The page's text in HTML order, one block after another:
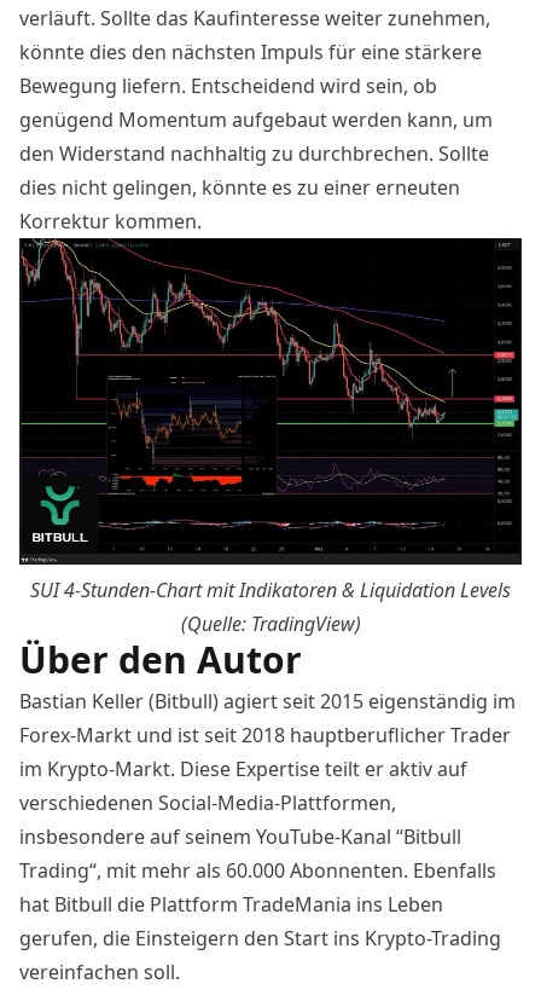
verläuft. Sollte das Kaufinteresse weiter zunehmen,
könnte dies den nächsten Impuls für eine stärkere
Bewegung liefern. Entscheidend wird sein, ob
genügend Momentum aufgebaut werden kann, um
den Widerstand nachhaltig zu durchbrechen. Sollte
dies nicht gelingen, könnte es zu einer erneuten
Korrektur kommen.
SUI 4-Stunden-Chart mit Indikatoren & Liquidation Levels
(Quelle: TradingView)
Über den Autor
Bastian Keller (Bitbull) agiert seit 2015 eigenständig im
Forex-Markt und ist seit 2018 hauptberuflicher Trader
im Krypto-Markt. Diese Expertise teilt er aktiv auf
verschiedenen Social-Media-Plattformen,
insbesondere auf seinem YouTube-Kanal “Bitbull
Trading“, mit mehr als 60.000 Abonnenten. Ebenfalls
hat Bitbull die Plattform TradeMania ins Leben
gerufen, die Einsteigern den Start ins Krypto-Trading
vereinfachen soll.